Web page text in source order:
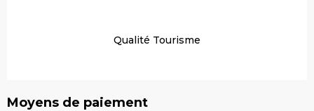
Qualité Tourisme
Moyens de paiement